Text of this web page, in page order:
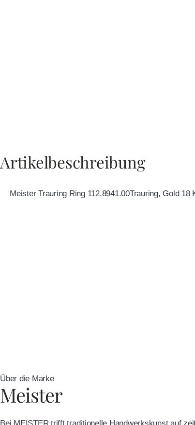
Artikelbeschreibung
Meister Trauring Ring 112.8941.00Trauring, Gold 18
Über die Marke
Meister
Bei MEISTER trifft traditionelle Handwerkskunst auf